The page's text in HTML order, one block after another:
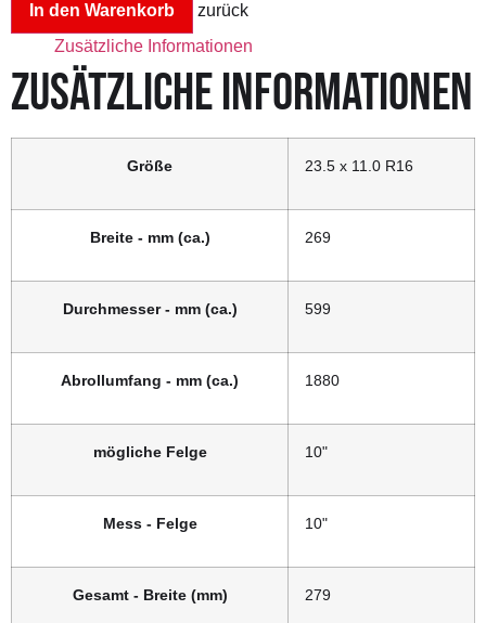
23.5
x
R16
Menge
In den Warenkorb
zurück
Zusätzliche Informationen
ZUSÄTZLICHE INFORMATIONEN
Größe 23.5 x 11.0 R16
Breite - mm (ca.) 269
Durchmesser - mm (ca.) 599
Abrollumfang - mm (ca.) 1880
mögliche Felge 10"
Mess - Felge 10"
Gesamt - Breite (mm) 279